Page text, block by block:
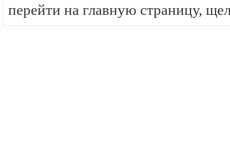
перейти на главную страницу,